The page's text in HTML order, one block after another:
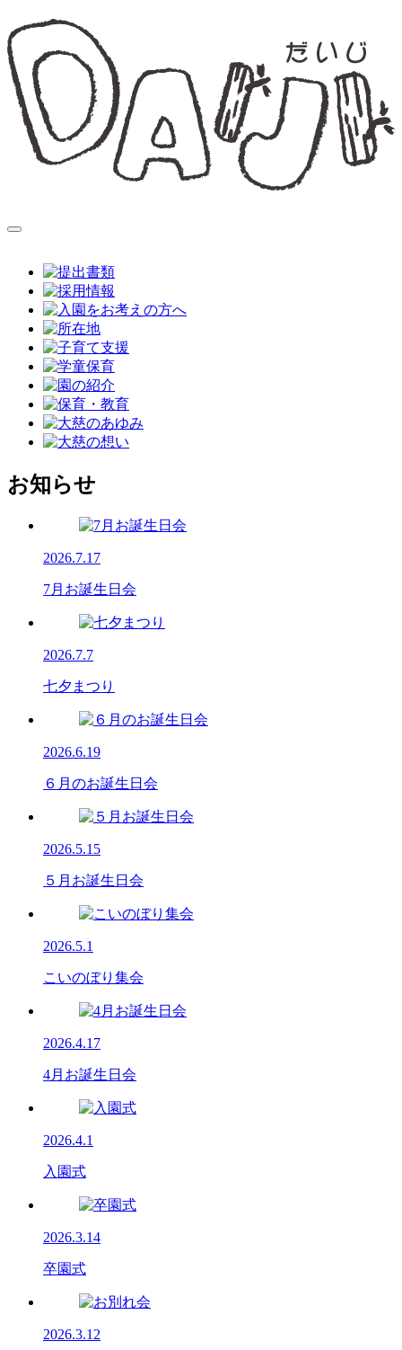
お知らせ
2026.7.17
7月お誕生日会
2026.7.7
七夕まつり
2026.6.19
６月のお誕生日会
2026.5.15
５月お誕生日会
2026.5.1
こいのぼり集会
2026.4.17
4月お誕生日会
2026.4.1
入園式
2026.3.14
卒園式
2026.3.12